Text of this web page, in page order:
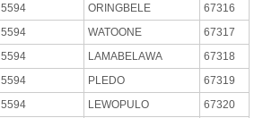
5594 ORINGBELE
67316
5594 WATOONE
67317
5594 LAMABELAWA
67318
5594 PLEDO
67319
5594 LEWOPULO 67320